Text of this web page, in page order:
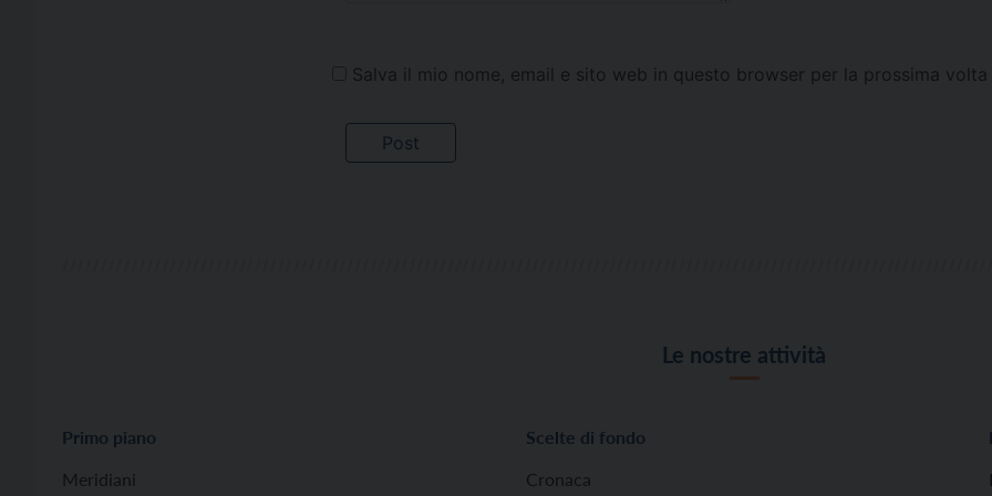
Salva il mio nome, email e sito web in questo browser per la prossima
Le nostre attività
Primo piano
Meridiani
Scelte di fondo
Cronaca